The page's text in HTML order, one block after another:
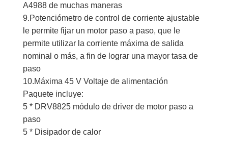
A4988 de muchas maneras
9.Potenciómetro de control de corriente ajustable
le permite fijar un motor paso a paso, que le
permite utilizar la corriente máxima de salida
nominal o más, a fin de lograr una mayor tasa de
paso
10.Máxima 45 V Voltaje de alimentación
Paquete incluye:
5 * DRV8825 módulo de driver de motor paso a
paso
5 * Disipador de calor